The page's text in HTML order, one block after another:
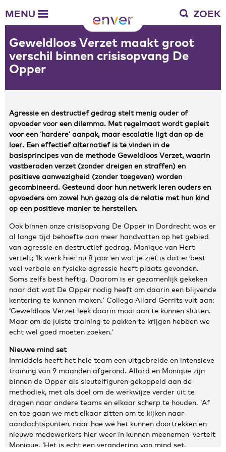
MENU ZOEK
Waar we voor staan
Verantwoording
Bestuur en toezicht
Zakelijke gegevens
Vacatures
Stages
Enver als werkgever
Vrienden van Enver
Onze vrienden
Werkwijze
Nieuws
Contactgegevens
Zakelijke gegevens
Algemeen
Nieuws
Persoonlijke informatie en privacy
Privacyverklaring website
Klachtenregeling
Disclaimer
Geweldloos Verzet maakt groot
verschil binnen crisisopvang De
Opper
Agressie en destructief gedrag stelt menig ouder of
opvoeder voor een dilemma. Met regelmaat wordt gepleit
voor een ‘hardere’ aanpak, maar escalatie ligt dan op de
loer. Een effectief alternatief is te vinden in de
basisprincipes van de methode Geweldloos Verzet, waarin
vastberaden verzet (zonder dreigen en straffen) en
positieve aanwezigheid (zonder toegeven) worden
gecombineerd. Gesteund door hun netwerk leren ouders en
opvoeders om zowel hun gezag als de relatie met hun kind
op een positieve manier te herstellen.
Ook binnen onze crisisopvang De Opper in Dordrecht was er
al lange tijd behoefte aan meer handvatten op het gebied
van agressie en destructief gedrag. Monique van Hert
vertelt; ‘Ik werk hier nu 8 jaar en wat je ziet is dat er best
veel verbale en fysieke agressie heeft plaats gevonden.
Soms zelfs best heftig. Daarom is er gezamenlijk gekeken
naar dat wat De Opper nodig heeft om daarin een blijvende
kentering te kunnen maken.’ Collega Allard Gerrits vult aan:
‘Geweldloos Verzet leek daarin mooi aan te kunnen sluiten.
Maar om de juiste training te pakken te krijgen hebben we
echt wel goed moeten zoeken.’
Nieuwe mind set
Inmiddels heeft het hele team een uitgebreide en intensieve
training van 9 maanden afgerond. Allard en Monique zijn
binnen de Opper als sleutelfiguren gekoppeld aan de
methodiek, met als doel om de werkwijze verder uit te
dragen naar andere teams en elkaar scherp te houden. ‘Af
en toe gaan we met elkaar zitten om te kijken naar
aandachtspunten, naar hoe we het kunnen doortrekken en
nieuwe medewerkers hier weer in kunnen meenemen’ vertelt
Monique. ‘Het is echt een verandering van mind set.